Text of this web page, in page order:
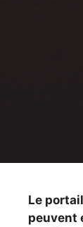
Le
peuvent